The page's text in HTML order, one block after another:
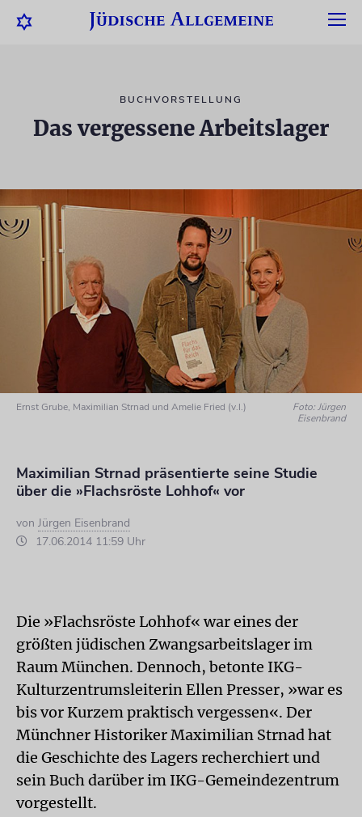
BUCHVORSTELLUNG
Das vergessene Arbeitslager
Ernst Grube, Maximilian Strnad und Amelie Fried (v.l.)
Foto: Jürgen
Eisenbrand
Maximilian Strnad präsentierte seine Studie
über die »Flachsröste Lohhof« vor
von Jürgen Eisenbrand
17.06.2014 11:59 Uhr
Die »Flachsröste Lohhof« war eines der
größten jüdischen Zwangsarbeitslager im
Raum München. Dennoch, betonte IKG-
Kulturzentrumsleiterin Ellen Presser, »war es
bis vor Kurzem praktisch vergessen«. Der
Münchner Historiker Maximilian Strnad hat
die Geschichte des Lagers recherchiert und
sein Buch darüber im IKG-Gemeindezentrum
vorgestellt.